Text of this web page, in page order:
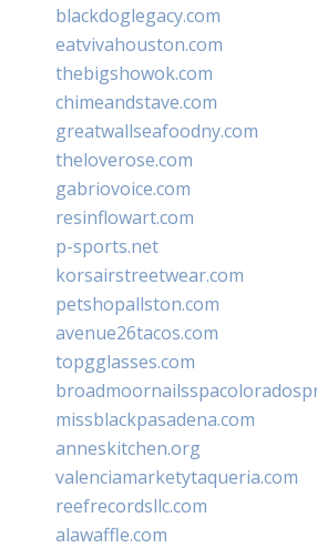
blackdoglegacy.com
eatvivahouston.com
thebigshowok.com
chimeandstave.com
greatwallseafoodny.com
theloverose.com
gabriovoice.com
resinflowart.com
p-sports.net
korsairstreetwear.com
petshopallston.com
avenue26tacos.com
topgglasses.com
missblackpasadena.com
anneskitchen.org
valenciamarketytaqueria.com
reefrecordsllc.com
alawaffle.com